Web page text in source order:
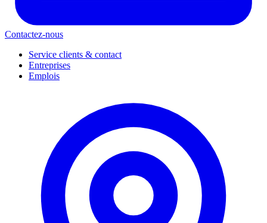
Contactez-nous
Service clients & contact
Entreprises
Emplois